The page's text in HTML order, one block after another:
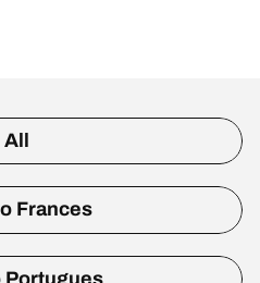
All
Frances
Portugues